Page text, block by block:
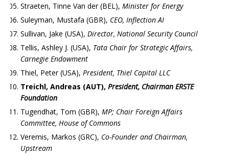
Straeten, Tinne Van der (BEL), Minister for Energy
Suleyman, Mustafa (GBR), CEO, Inflection AI
Sullivan, Jake (USA), Director, National Security Council
Tellis, Ashley J. (USA), Tata Chair for Strategic Affairs,
Carnegie Endowment
Thiel, Peter (USA), President, Thiel Capital LLC
Treichl, Andreas (AUT), President, Chairman ERSTE
Foundation
Tugendhat, Tom (GBR), MP; Chair Foreign Affairs
Committee, House of Commons
Veremis, Markos (GRC), Co-Founder and Chairman,
Upstream